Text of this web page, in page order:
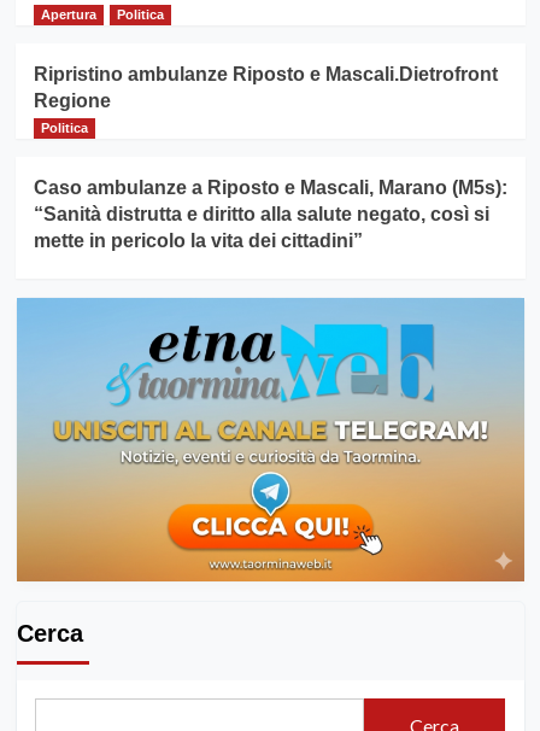
Apertura Politica
Ripristino ambulanze Riposto e Mascali.Dietrofront
Regione
Politica
Caso ambulanze a Riposto e Mascali, Marano (M5s):
“Sanità distrutta e diritto alla salute negato, così si
mette in pericolo la vita dei cittadini”
Cerca
Cerca